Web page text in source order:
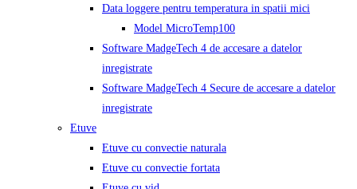
Data loggere pentru temperatura in spatii mici
Model MicroTemp100
Software MadgeTech 4 de accesare a datelor
inregistrate
Software MadgeTech 4 Secure de accesare a datelor
inregistrate
Etuve
Etuve cu convectie naturala
Etuve cu convectie fortata